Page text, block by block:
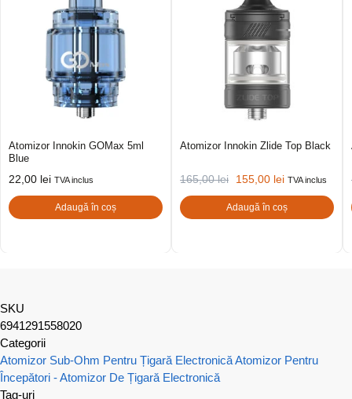
Atomizor Innokin GOMax 5ml
Blue
22,00 lei TVA inclus
Adaugă în coș
Atomizor Innokin Zlide Top Black
165,00lei 155,00 lei TVA inclus
Adaugă în coș
SKU
6941291558020
Categorii
Atomizor Sub-Ohm Pentru Țigară ElectronicăAtomizor Pentru
Începători - Atomizor De Țigară Electronică
Tag-uri